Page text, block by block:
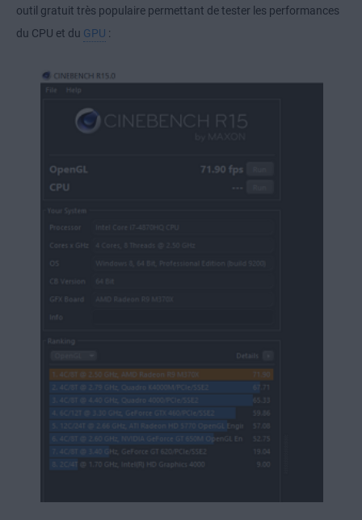
outil gratuit très populaire permettant de tester les performances
du CPU et du GPU :